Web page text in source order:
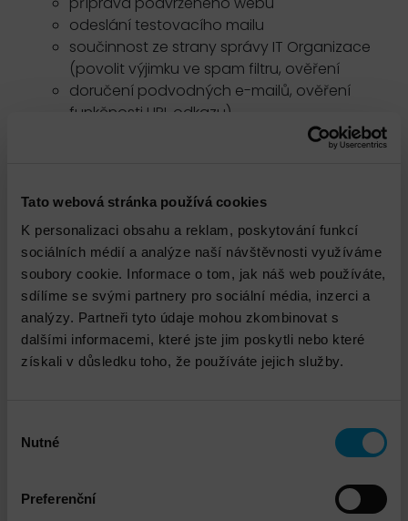
Tato webová stránka používá cookies
K personalizaci obsahu a reklam, poskytování funkcí
sociálních médií a analýze naší návštěvnosti využíváme
soubory cookie. Informace o tom, jak náš web používáte,
sdílíme se svými partnery pro sociální média, inzerci a
analýzy. Partneři tyto údaje mohou zkombinovat s
dalšími informacemi, které jste jim poskytli nebo které
získali v důsledku toho, že používáte jejich služby.
souhlasu
Nutné
Preferenční
odeslání testovacího mailu
součinnost ze strany správy IT Organizace
(povolit výjimku ve spam filtru, ověření
doručení podvodných e-mailů, ověření
funkčnosti URL odkazu)
Konzultace
Pro úspěšnou instalaci a implementaci je nutná
spolupráce a příprava na straně příjemce služby!
Služba je doručována konzultantem s odpovídající
certifikací výrobce anebo 5+ let zkušenostmi v dané
oblasti. Služba je doručována vzdáleně (kromě
instalace hardware), v pracovní dny, v čase od 8 do
17hod.
Služba je platná v rámci České republiky.